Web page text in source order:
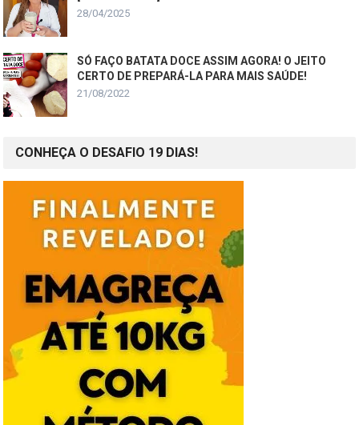
28/04/2025
SÓ FAÇO BATATA DOCE ASSIM AGORA! O JEITO
CERTO DE PREPARÁ-LA PARA MAIS SAÚDE!
21/08/2022
CONHEÇA O DESAFIO 19 DIAS!